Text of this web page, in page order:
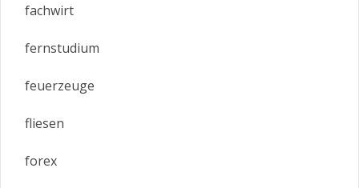
fachwirt
fernstudium
feuerzeuge
fliesen
forex